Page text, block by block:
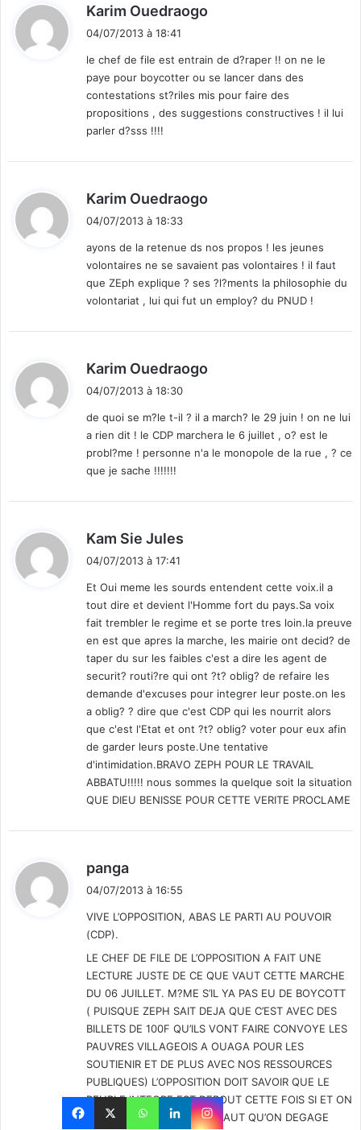
Karim Ouedraogo
:
04/07/2013 à 18:41
le chef de file est entrain de d?raper !! on ne le
paye pour boycotter ou se lancer dans des
contestations st?riles mis pour faire des
propositions , des suggestions constructives ! il lui
parler d?sss !!!!
Karim Ouedraogo
:
04/07/2013 à 18:33
ayons de la retenue ds nos propos ! les jeunes
volontaires ne se savaient pas volontaires ! il faut
que ZEph explique ? ses ?l?ments la philosophie du
volontariat , lui qui fut un employ? du PNUD !
Karim Ouedraogo
:
04/07/2013 à 18:30
de quoi se m?le t-il ? il a march? le 29 juin ! on ne lui
a rien dit ! le CDP marchera le 6 juillet , o? est le
probl?me ! personne n'a le monopole de la rue , ? ce
que je sache !!!!!!!
Kam Sie Jules
04/07/2013 à 17:41
Et Oui meme les sourds entendent cette voix.il a
tout dire et devient l'Homme fort du pays.Sa voix
fait trembler le regime et se porte tres loin.la preuve
en est que apres la marche, les mairie ont decid? de
taper du sur les faibles c'est a dire les agent de
securit? routi?re qui ont ?t? oblig? de refaire les
demande d'excuses pour integrer leur poste.on les
a oblig? ? dire que c'est CDP qui les nourrit alors
que c'est l'Etat et ont ?t? oblig? voter pour eux afin
de garder leurs poste.Une tentative
d'intimidation.BRAVO ZEPH POUR LE TRAVAIL
ABBATU!!!!! nous sommes la quelque soit la situation
QUE DIEU BENISSE POUR CETTE VERITE PROCLAME
panga
04/07/2013 à 16:55
VIVE L’OPPOSITION, ABAS LE PARTI AU POUVOIR
(CDP).
LE CHEF DE FILE DE L’OPPOSITION A FAIT UNE
LECTURE JUSTE DE CE QUE VAUT CETTE MARCHE
DU 06 JUILLET. M?ME S’IL YA PAS EU DE BOYCOTT
( PUISQUE ZEPH SAIT DEJA QUE C’EST AVEC DES
BILLETS DE 100F QU’ILS VONT FAIRE CONVOYE LES
PAUVRES VILLAGEOIS A OUAGA POUR LES
SOUTIENIR ET DE PLUS AVEC NOS RESSOURCES
PUBLIQUES) L’OPPOSITION DOIT SAVOIR QUE LE
PEUPLE INTEGRE EST DEBOUT CETTE FOIS SI ET ON
NE RECULERA JAMAIS. IL FAUT QU’ON DEGAGE